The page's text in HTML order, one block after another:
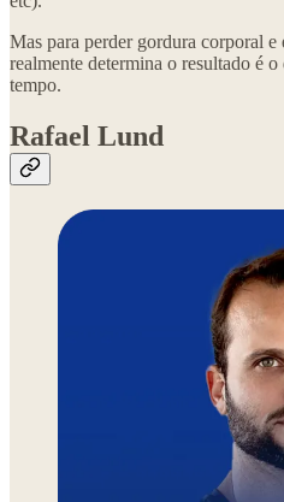
Mas para perder gordura corporal e
realmente determina o resultado é
tempo.
Rafael Lund